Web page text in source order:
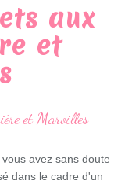
aux
et
avez sans doute
dans le cadre d'un